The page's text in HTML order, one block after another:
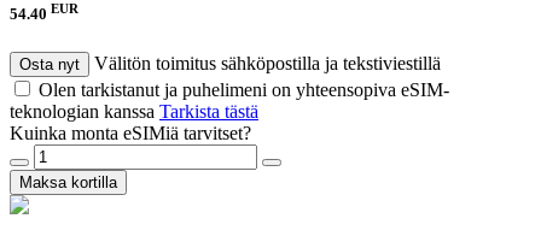
54.40 EUR
Osta nyt
Välitön toimitus sähköpostilla ja tekstiviestillä
Olen tarkistanut ja puhelimeni on yhteensopiva eSIM-
teknologian kanssa Tarkista tästä
Kuinka monta eSIMiä tarvitset?
Maksa kortilla